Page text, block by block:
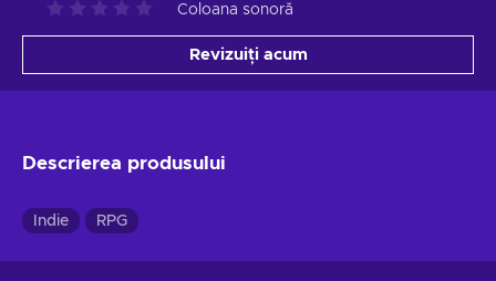
Coloana sonoră
Revizuiți acum
Descrierea produsului
Indie RPG